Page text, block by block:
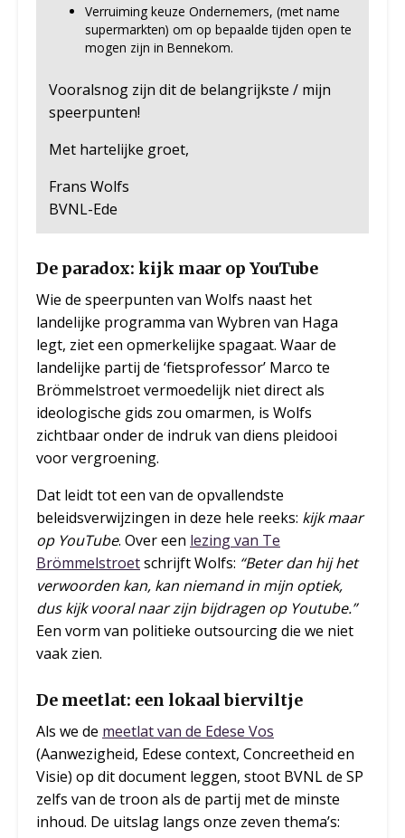
Verruiming keuze Ondernemers, (met name
supermarkten) om op bepaalde tijden open te
mogen zijn in Bennekom.
Vooralsnog zijn dit de belangrijkste / mijn
speerpunten!
Met hartelijke groet,
Frans Wolfs
BVNL-Ede
De paradox: kijk maar op YouTube
Wie de speerpunten van Wolfs naast het
landelijke programma van Wybren van Haga
legt, ziet een opmerkelijke spagaat. Waar de
landelijke partij de ‘fietsprofessor’ Marco te
Brömmelstroet vermoedelijk niet direct als
ideologische gids zou omarmen, is Wolfs
zichtbaar onder de indruk van diens pleidooi
voor vergroening.
Dat leidt tot een van de opvallendste
beleidsverwijzingen in deze hele reeks: kijk maar
op YouTube. Over een lezing van Te
Brömmelstroetschrijft Wolfs: “Beter dan hij het
verwoorden kan, kan niemand in mijn optiek,
dus kijk vooral naar zijn bijdragen op Youtube.”
Een vorm van politieke outsourcing die we niet
vaak zien.
De meetlat: een lokaal bierviltje
Als we de meetlat van de Edese Vos
(Aanwezigheid, Edese context, Concreetheid en
Visie) op dit document leggen, stoot BVNL de SP
zelfs van de troon als de partij met de minste
inhoud. De uitslag langs onze zeven thema’s: